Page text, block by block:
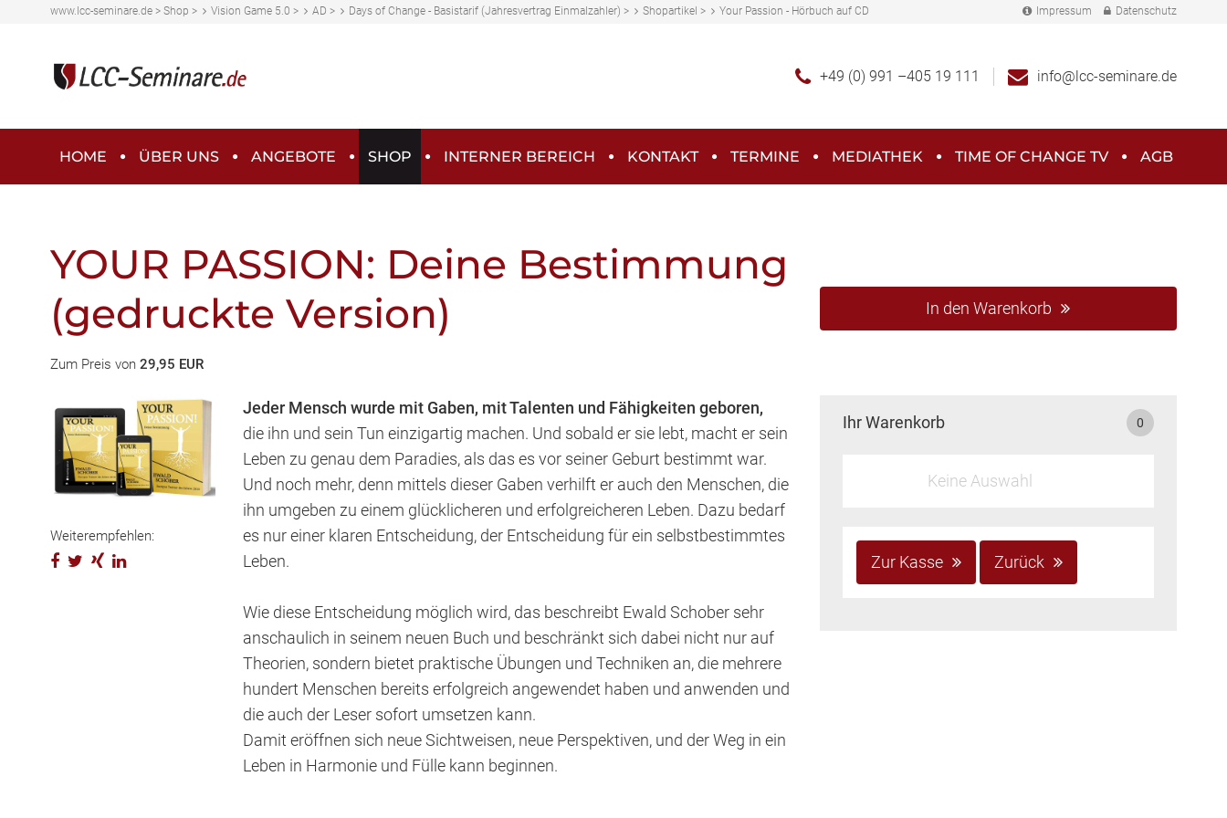
www.lcc-seminare.de > Shop > Vision Game 5.0 > AD > Days of Change - Basistarif (Jahresvertrag Einmalzahler) > Shopartikel > Your Passion - Hörbuch auf CD Impressum Datenschutz
+49 (0) 991 –405 19 111 info@lcc-seminare.de
HOME ÜBER UNS ANGEBOTE SHOP INTERNER BEREICH KONTAKT TERMINE MEDIATHEK TIME OF CHANGE TV AGB
YOUR PASSION: Deine Bestimmung
(gedruckte Version)
Zum Preis von29,95 EUR
In den Warenkorb
Weiterempfehlen:
Jeder Mensch wurde mit Gaben, mit Talenten und Fähigkeiten geboren,
die ihn und sein Tun einzigartig machen. Und sobald er sie lebt, macht er sein
Leben zu genau dem Paradies, als das es vor seiner Geburt bestimmt war.
Und noch mehr, denn mittels dieser Gaben verhilft er auch den Menschen, die
ihn umgeben zu einem glücklicheren und erfolgreicheren Leben. Dazu bedarf
es nur einer klaren Entscheidung, der Entscheidung für ein selbstbestimmtes
Leben.
Wie diese Entscheidung möglich wird, das beschreibt Ewald Schober sehr
anschaulich in seinem neuen Buch und beschränkt sich dabei nicht nur auf
Theorien, sondern bietet praktische Übungen und Techniken an, die mehrere
hundert Menschen bereits erfolgreich angewendet haben und anwenden und
die auch der Leser sofort umsetzen kann.
Damit eröffnen sich neue Sichtweisen, neue Perspektiven, und der Weg in ein
Leben in Harmonie und Fülle kann beginnen.
Ihr Warenkorb 0
Keine Auswahl
Zur Kasse Zurück